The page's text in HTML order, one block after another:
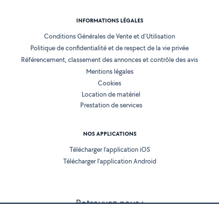
INFORMATIONS LÉGALES
Conditions Générales de Vente et d'Utilisation
Politique de confidentialité et de respect de la vie privée
Référencement, classement des annonces et contrôle des avis
Mentions légales
Cookies
Location de matériel
Prestation de services
NOS APPLICATIONS
Télécharger l’application iOS
Télécharger l’application Android